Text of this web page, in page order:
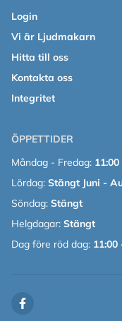
Login
Vi är Ljudmakarn
Hitta till oss
Kontakta oss
Integritet
ÖPPETTIDER
Måndag - Fredag:
Lördag: Stängt Juni -
Söndag: Stängt
Helgdagar: Stängt
Dag före röd dag: 11:00